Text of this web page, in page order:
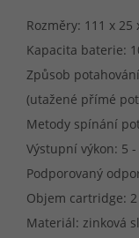
Rozměry: 111 x 25
Kapacita baterie:
Způsob
(utažené přímé
Metody spínání
Výstupní výkon: 5
Podporovaný
Objem cartridge:
Materiál: zinková